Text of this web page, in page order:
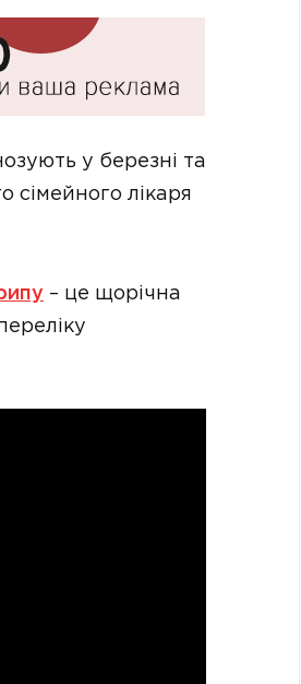
у березні та
сімейного лікаря
– це щорічна